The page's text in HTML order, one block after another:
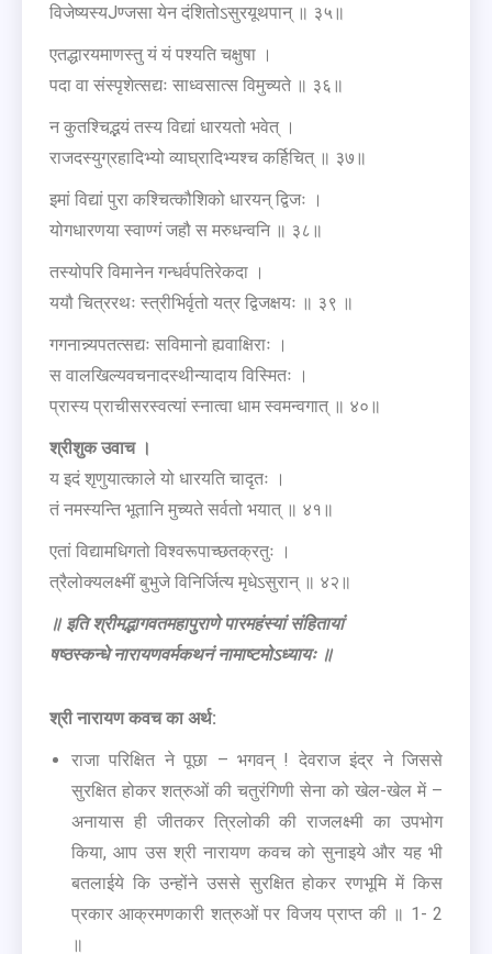
विजेष्यस्यJण्जसा येन दंशितोऽसुरयूथपान् ॥ ३५॥
एतद्धारयमाणस्तु यं यं पश्यति चक्षुषा ।
पदा वा संस्पृशेत्सद्यः साध्वसात्स विमुच्यते ॥ ३६॥
न कुतश्चिद्भयं तस्य विद्यां धारयतो भवेत् ।
राजदस्युग्रहादिभ्यो व्याघ्रादिभ्यश्च कर्हिचित् ॥ ३७॥
इमां विद्यां पुरा कश्चित्कौशिको धारयन् द्विजः ।
योगधारणया स्वाण्गं जहौ स मरुधन्वनि ॥ ३८॥
तस्योपरि विमानेन गन्धर्वपतिरेकदा ।
ययौ चित्ररथः स्त्रीभिर्वृतो यत्र द्विजक्षयः ॥ ३९ ॥
गगनान्न्यपतत्सद्यः सविमानो ह्यवाक्षिराः ।
स वालखिल्यवचनादस्थीन्यादाय विस्मितः ।
प्रास्य प्राचीसरस्वत्यां स्नात्वा धाम स्वमन्वगात् ॥ ४०॥
श्रीशुकउवाच ।
य इदं शृणुयात्काले यो धारयति चादृतः ।
तं नमस्यन्ति भूतानि मुच्यते सर्वतो भयात् ॥ ४१॥
एतां विद्यामधिगतो विश्वरूपाच्छतक्रतुः ।
त्रैलोक्यलक्ष्मीं बुभुजे विनिर्जित्य मृधेऽसुरान् ॥ ४२॥
॥ इतिश्रीमद्भागवतमहापुराणेपारमहंस्यांसंहितायां
षष्ठस्कन्धेनारायणवर्मकथनंनामाष्टमोऽध्यायः ॥
श्री नारायण कवच का अर्थ:
राजा परिक्षित ने पूछा – भगवन् ! देवराज इंद्र ने जिससे
सुरक्षित होकर शत्रुओं की चतुरंगिणी सेना को खेल-खेल में –
अनायास ही जीतकर त्रिलोकी की राजलक्ष्मी का उपभोग
किया, आप उस श्री नारायण कवच को सुनाइये और यह भी
बतलाईये कि उन्होंने उससे सुरक्षित होकर रणभूमि में किस
प्रकार आक्रमणकारी शत्रुओं पर विजय प्राप्त की ॥ 1- 2
॥